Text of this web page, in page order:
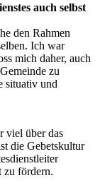
auch selbst
den Rahmen
Ich war
mich daher, auch
zu
situativ und
viel über das
die Gebetskultur
zu fördern.